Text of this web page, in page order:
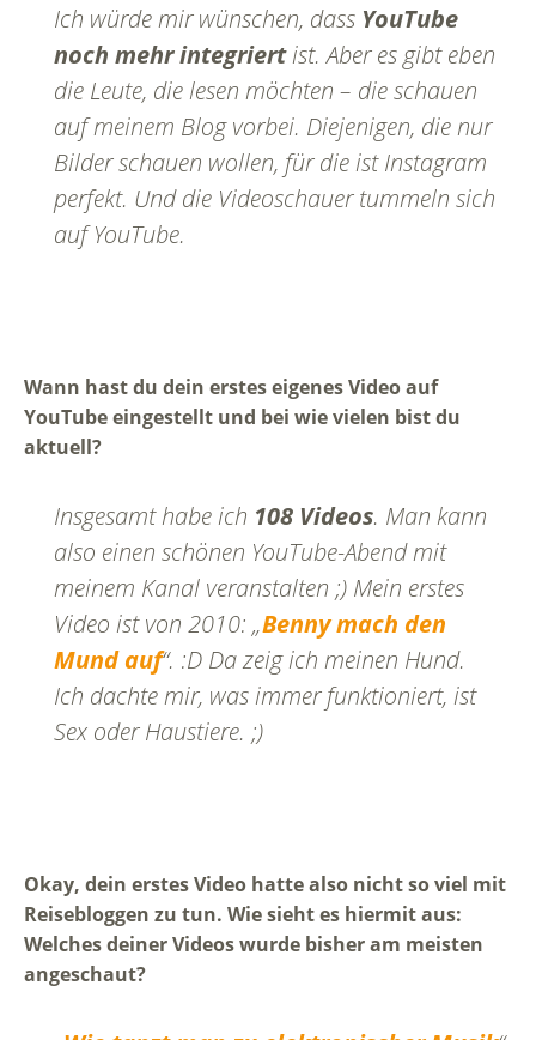
Ich würde mir wünschen, dass YouTube
noch mehr integriertist. Aber es gibt eben
die Leute, die lesen möchten – die schauen
auf meinem Blog vorbei. Diejenigen, die nur
Bilder schauen wollen, für die ist Instagram
perfekt. Und die Videoschauer tummeln sich
auf YouTube.
Wann hast du dein erstes eigenes Video auf
YouTube eingestellt und bei wie vielen bist du
aktuell?
Insgesamt habe ich 108 Videos. Man kann
also einen schönen YouTube-Abend mit
meinem Kanal veranstalten ;) Mein erstes
Video ist von 2010: „Benny mach den
Mund auf“. :D Da zeig ich meinen Hund.
Ich dachte mir, was immer funktioniert, ist
Sex oder Haustiere. ;)
Okay, dein erstes Video hatte also nicht so viel mit
Reisebloggen zu tun. Wie sieht es hiermit aus:
Welches deiner Videos wurde bisher am meisten
angeschaut?